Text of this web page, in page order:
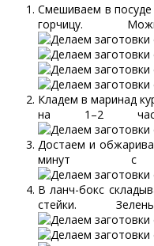
Смешиваем в посуде
горчицу.
Кладем в маринад
на 1–2
Достаем и
минут с
В ланч-бокс
стейки.